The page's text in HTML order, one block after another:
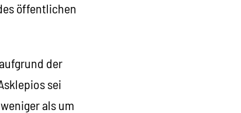
öffentlichen
der
sei
als um